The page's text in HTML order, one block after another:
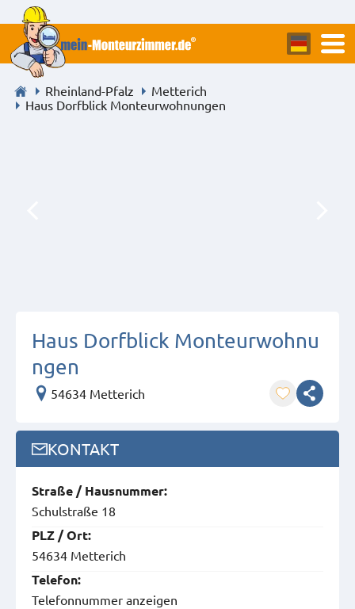
Rheinland-Pfalz
Metterich
Haus Dorfblick Monteurwohnungen
Haus Dorfblick Monteurwohnu
ngen
54634 Metterich
KONTAKT
Straße / Hausnummer:
Schulstraße 18
PLZ / Ort:
54634 Metterich
Telefon:
Telefonnummer anzeigen